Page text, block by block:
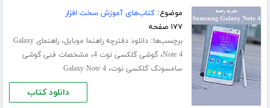
موضوع:کتاب‌های آموزش سخت افزار
۱۷۷ صفحه
برچسب‌ها:دانلود دفترچه راهنما موبایل،
راهنمای Galaxy
Note 4،گوشی گلکسی نوت 4 ، مشخصات فنی گوشی
سامسونگ گلکسی نوت،Galaxy Note 4
دانلود کتاب